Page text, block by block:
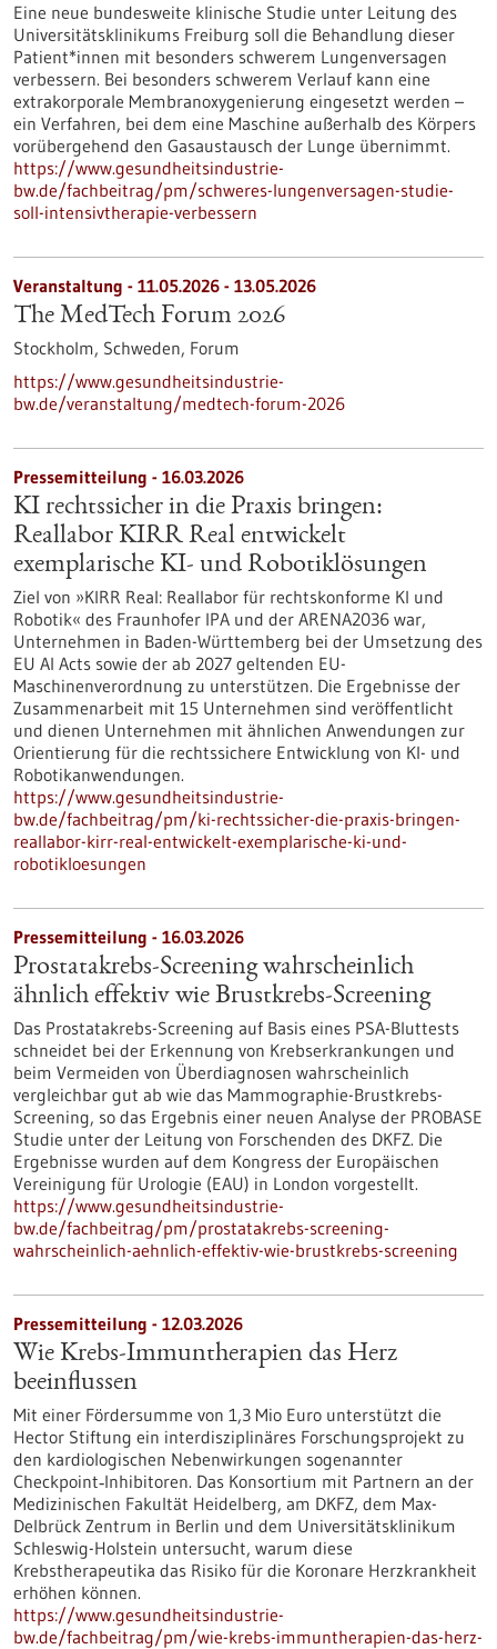
Eine neue bundesweite klinische Studie unter Leitung des
Universitätsklinikums Freiburg soll die Behandlung dieser
Patient*innen mit besonders schwerem Lungenversagen
verbessern. Bei besonders schwerem Verlauf kann eine
extrakorporale Membranoxygenierung eingesetzt werden –
ein Verfahren, bei dem eine Maschine außerhalb des Körpers
vorübergehend den Gasaustausch der Lunge übernimmt.
https://www.gesundheitsindustrie-
bw.de/fachbeitrag/pm/schweres-lungenversagen-studie-
soll-intensivtherapie-verbessern
Veranstaltung - 11.05.2026 - 13.05.2026
The MedTech Forum 2026
Stockholm, Schweden, Forum
https://www.gesundheitsindustrie-
bw.de/veranstaltung/medtech-forum-2026
Pressemitteilung - 16.03.2026
KI rechtssicher in die Praxis bringen:
Reallabor KIRR Real entwickelt
exemplarische KI- und Robotiklösungen
Ziel von »KIRR Real: Reallabor für rechtskonforme KI und
Robotik« des Fraunhofer IPA und der ARENA2036 war,
Unternehmen in Baden-Württemberg bei der Umsetzung des
EU AI Acts sowie der ab 2027 geltenden EU-
Maschinenverordnung zu unterstützen. Die Ergebnisse der
Zusammenarbeit mit 15 Unternehmen sind veröffentlicht
und dienen Unternehmen mit ähnlichen Anwendungen zur
Orientierung für die rechtssichere Entwicklung von KI- und
Robotikanwendungen.
https://www.gesundheitsindustrie-
bw.de/fachbeitrag/pm/ki-rechtssicher-die-praxis-bringen-
reallabor-kirr-real-entwickelt-exemplarische-ki-und-
robotikloesungen
Pressemitteilung - 16.03.2026
Prostatakrebs-Screening wahrscheinlich
ähnlich effektiv wie Brustkrebs-Screening
Das Prostatakrebs-Screening auf Basis eines PSA-Bluttests
schneidet bei der Erkennung von Krebserkrankungen und
beim Vermeiden von Überdiagnosen wahrscheinlich
vergleichbar gut ab wie das Mammographie-Brustkrebs-
Screening, so das Ergebnis einer neuen Analyse der PROBASE
Studie unter der Leitung von Forschenden des DKFZ. Die
Ergebnisse wurden auf dem Kongress der Europäischen
Vereinigung für Urologie (EAU) in London vorgestellt.
https://www.gesundheitsindustrie-
bw.de/fachbeitrag/pm/prostatakrebs-screening-
wahrscheinlich-aehnlich-effektiv-wie-brustkrebs-screening
Pressemitteilung - 12.03.2026
Wie Krebs-Immuntherapien das Herz
beeinflussen
Mit einer Fördersumme von 1,3 Mio Euro unterstützt die
Hector Stiftung ein interdisziplinäres Forschungsprojekt zu
den kardiologischen Nebenwirkungen sogenannter
Checkpoint‑Inhibitoren. Das Konsortium mit Partnern an der
Medizinischen Fakultät Heidelberg, am DKFZ, dem Max-
Delbrück Zentrum in Berlin und dem Universitätsklinikum
Schleswig-Holstein untersucht, warum diese
Krebstherapeutika das Risiko für die Koronare Herzkrankheit
erhöhen können.
https://www.gesundheitsindustrie-
bw.de/fachbeitrag/pm/wie-krebs-immuntherapien-das-herz-